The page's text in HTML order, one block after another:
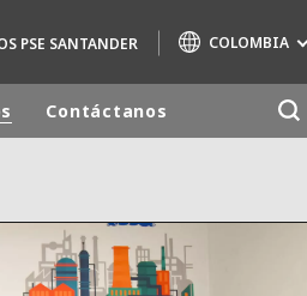
PSE SANTANDER COLOMBIA
Contáctanos